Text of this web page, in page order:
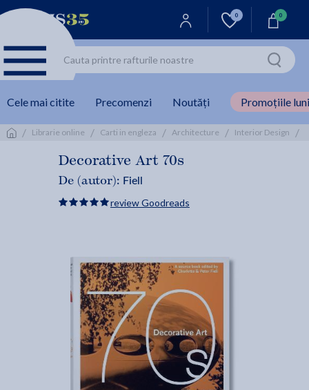
0 0
Cele mai citite Precomenzi Noutăți Promoțiile
/ Librarie online / Carti in engleza / Architecture / Interior Design /
Decorative Art 70s
De (autor): Fiell
review Goodreads